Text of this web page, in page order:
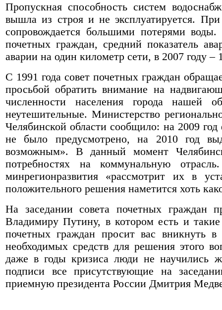
Пропускная способность систем
вышла из строя и не эксплуатируется.
сопровождается большими потерями
почетных граждан, средний показатель
аварии на один километр сети, в 2007 году
С 1991 года совет почетных граждан
просьбой обратить внимание на
численности населения города
неутешительные. Министерство
Челябинской области сообщило: на 2009
не было предусмотрено, на 2010 год
возможным». В данный момент
потребностях на коммунальную
минрегионразвития «рассмотрит их в
положительного решения наметится хоть
На заседании совета почетных граждан
Владимиру Путину, в котором есть и
почетных граждан просит вас вникнуть
необходимых средств для решения этого
даже в годы кризиса люди не научились
подписи все присутствующие на
приемную президента России Дмитрия